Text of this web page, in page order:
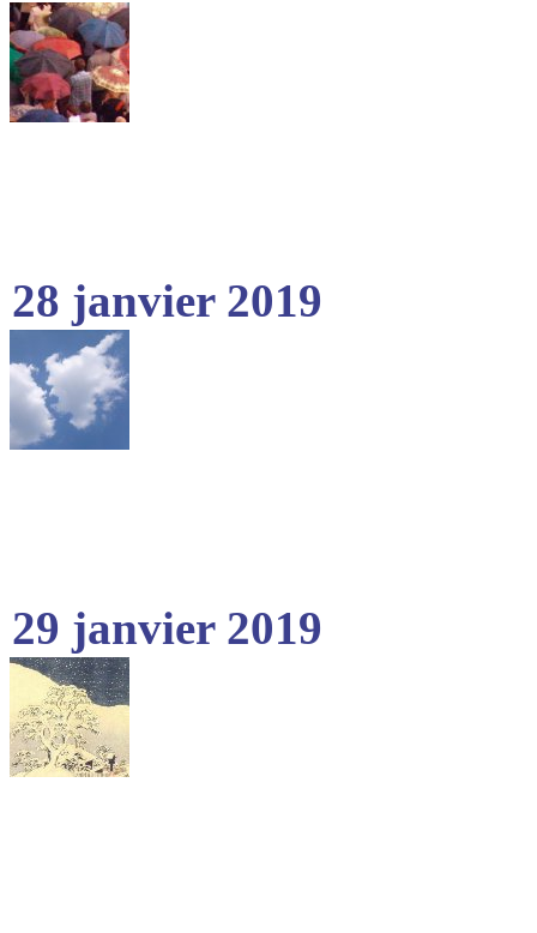
28 janvier 2019
29 janvier 2019